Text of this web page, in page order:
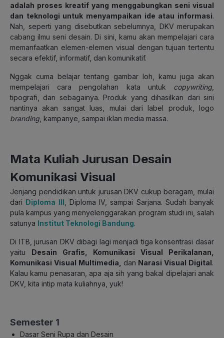
adalah proses kreatif yang menggabungkan seni visual
dan teknologi untuk menyampaikan ide atau informasi.
Nah, seperti yang disebutkan sebelumnya, DKV merupakan
cabang ilmu seni desain. Di sini, kamu akan mempelajari cara
memanfaatkan elemen-elemen visual dengan tujuan tertentu
secara efektif, informatif, dan komunikatif.
Nggak cuma belajar tentang gambar loh, kamu juga akan
mempelajari cara pengolahan kata untuk copywriting
tipografi, dan sebagainya. Produk yang dihasilkan dari sini
nantinya akan sangat luas, mulai dari label produk, logo
branding , kampanye, sampai iklan media massa.
Mata Kuliah Jurusan Desain
Komunikasi Visual
Jenjang pendidikan untuk jurusan DKV cukup beragam, mulai
dari Diploma III , Diploma IV, sampai Sarjana. Sudah banyak
pula kampus yang menyelenggarakan program studi ini, salah
satunya Institut Teknologi Bandung.
Di ITB, jurusan DKV dibagi lagi menjadi tiga konsentrasi dasar
yaitu Desain Grafis, Komunikasi Visual Perikalanan,
Komunikasi Visual Multimedia, dan Narasi Visual Digital.
Kalau kamu penasaran, apa aja sih yang bakal dipelajari anak
DKV, kita intip mata kuliahnya, yuk!
Semester 1
Dasar Seni Rupa dan Desain